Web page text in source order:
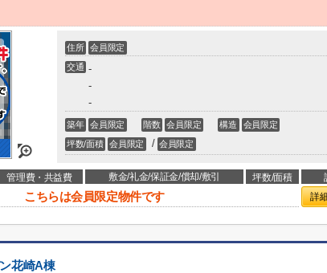
住所
会員限定
交通 -
-
-
築年 会員限定 階数 会員限定 構造
会員限定
坪数/面積
会員限定 / 会員限定
管理費・共益費 敷金/礼金/保証金/償却/敷引 坪数/面積
こちらは会員限定物件です 詳
花崎A棟